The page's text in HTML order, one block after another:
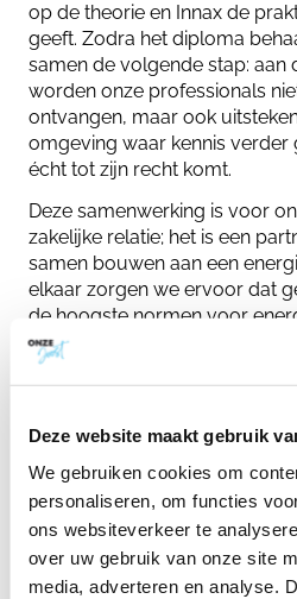
Deze website maakt gebruik
We gebruiken cookies om
personaliseren, om functies
ons websiteverkeer te
over uw gebruik van onze site
media, adverteren en analyse.
op de theorie en Innax de
geeft. Zodra het diploma
samen de volgende stap: aan
worden onze professionals
ontvangen, maar ook
omgeving waar kennis verder
écht tot zijn recht komt.
Deze samenwerking is voor
zakelijke relatie; het is een
samen bouwen aan een
elkaar zorgen we ervoor dat
de hoogste normen voor
adviseurs zich blijven
Start in januari: Versneld
In januari starten we opnieuw
traineeship
weken doorloop je een
inclusief meeloopdagen bij
direct koppelen aan de
realistisch beeld van het werk.